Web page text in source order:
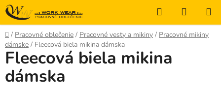
Prejsť
na
obsah
Hľadať
KOŠÍK
Domov
/ Pracovné oblečenie / Pracovné vesty a mikiny / Pracovné mikiny
dámske / Fleecová biela mikina dámska
Fleecová biela mikina
dámska